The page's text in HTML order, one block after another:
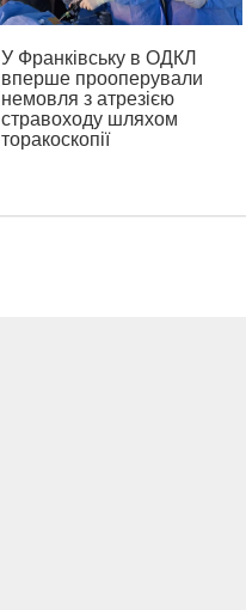
У Франківську в ОДКЛ
вперше прооперували
немовля з атрезією
стравоходу шляхом
торакоскопії